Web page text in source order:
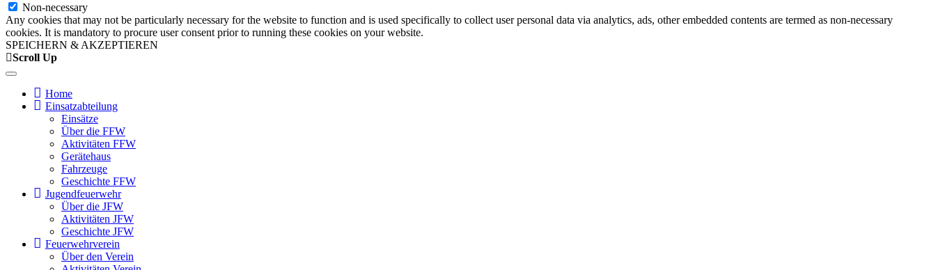
Non-necessary
Any cookies that may not be particularly necessary for the website to function and is used specifically to collect user personal data via analytics, ads, other embedded contents are termed as non-necessary
cookies. It is mandatory to procure user consent prior to running these cookies on your website.
SPEICHERN & AKZEPTIEREN
Scroll Up
Home
Einsatzabteilung
Einsätze
Über die FFW
Aktivitäten FFW
Gerätehaus
Fahrzeuge
Geschichte FFW
Jugendfeuerwehr
Über die JFW
Aktivitäten JFW
Geschichte JFW
Feuerwehrverein
Über den Verein